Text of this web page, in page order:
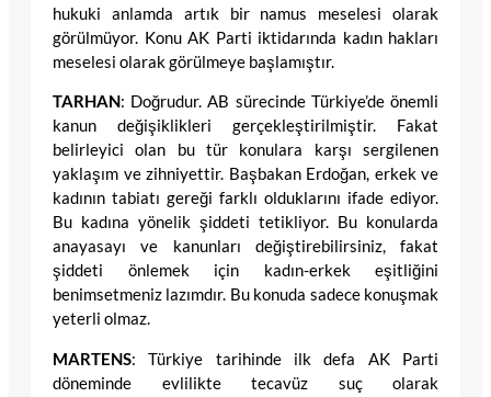
hukuki anlamda artık bir namus meselesi olarak
görülmüyor. Konu AK Parti iktidarında kadın hakları
meselesi olarak görülmeye başlamıştır.
TARHAN: Doğrudur. AB sürecinde Türkiye’de önemli
kanun değişiklikleri gerçekleştirilmiştir. Fakat
belirleyici olan bu tür konulara karşı sergilenen
yaklaşım ve zihniyettir. Başbakan Erdoğan, erkek ve
kadının tabiatı gereği farklı olduklarını ifade ediyor.
Bu kadına yönelik şiddeti tetikliyor. Bu konularda
anayasayı ve kanunları değiştirebilirsiniz, fakat
şiddeti önlemek için kadın-erkek eşitliğini
benimsetmeniz lazımdır. Bu konuda sadece konuşmak
yeterli olmaz.
MARTENS: Türkiye tarihinde ilk defa AK Parti
döneminde evlilikte tecavüz suç olarak